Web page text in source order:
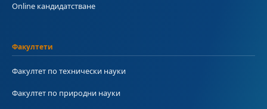
Online кандидатстване
Факултети
Факултет по технически науки
Факултет по природни науки